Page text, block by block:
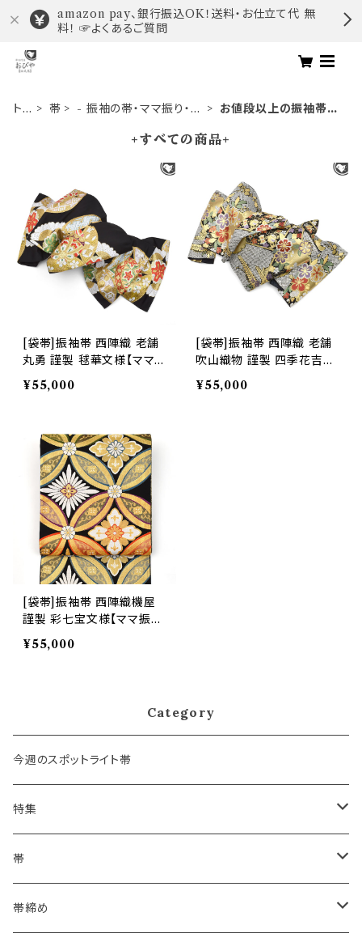
amazon pay、銀行振込OK！送料・お仕立て代 無
料！ ☞よくあるご質問
トッ
帯
- 振袖の帯・ママ振り・振
お値段以上の振袖帯
+すべての商品+
[袋帯]振袖帯 西陣織 老舗
丸勇 謹製 毬華文様【ママ
振袖/ママ振り】正絹 日本製
(商品番号：21131)フォーマ
¥55,000
[袋帯]振袖帯 西陣織 老舗
吹山織物 謹製 四季花吉祥
文様【ママ振袖/ママ振り】
正絹 日本製 (商品番号：211
¥55,000
[袋帯]振袖帯 西陣織機屋
謹製 彩七宝文様【ママ振
袖/ママ振り】白 正絹 日本
製 (商品番号：21129)フォー
¥55,000
Category
今週のスポットライト帯
特集
浴衣にも！夏の帯揚げ
海のいろ ～sea-green～
帯
- 博多帯
帯締め